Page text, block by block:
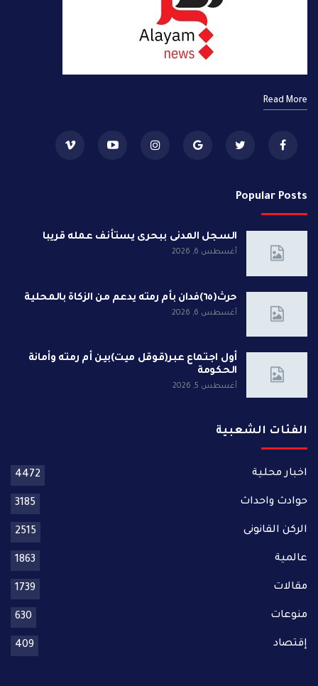
Read More
Popular Posts
السجل المدنى ببحرى يستأنف عمله قريبا
أغسطس 6, 2026
حرث(٦٥)فدان بأم رمته يدعم من الزكاة بالمحلية
أغسطس 6, 2026
أول اجتماع عبر(قوقل ميت)بين أم رمته وأمانة
الحكومة
أغسطس 5, 2026
الفئات الشعبية
اخبار محلية 4472
حوادث واحداث 3185
الركن القانونى 2515
عالمية 1863
مقالات 1739
منوعات 630
إقتصاد 409